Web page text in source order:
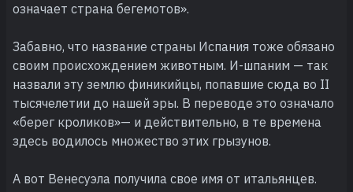
означает страна бегемотов».
Забавно, что название страны Испания тоже обязано
своим происхождением животным. И-шпаним — так
назвали эту землю финикийцы, попавшие сюда во II
тысячелетии до нашей эры. В переводе это означало
«берег кроликов»— и действительно, в те времена
здесь водилось множество этих грызунов.
А вот Венесуэла получила свое имя от итальянцев.